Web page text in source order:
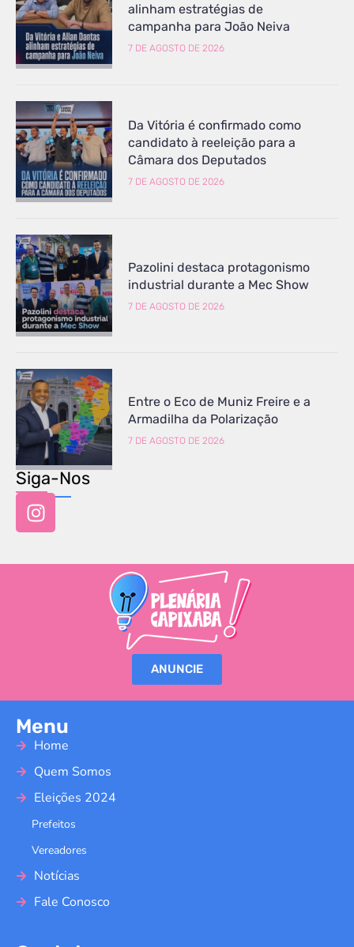
alinham estratégias de
campanha para João Neiva
7 DE AGOSTO DE 2026
Da Vitória é confirmado como
candidato à reeleição para a
Câmara dos Deputados
7 DE AGOSTO DE 2026
Pazolini destaca protagonismo
industrial durante a Mec Show
7 DE AGOSTO DE 2026
Entre o Eco de Muniz Freire e a
Armadilha da Polarização
7 DE AGOSTO DE 2026
Siga-Nos
ANUNCIE
Menu
Home
Quem Somos
Eleições 2024
Prefeitos
Vereadores
Notícias
Fale Conosco